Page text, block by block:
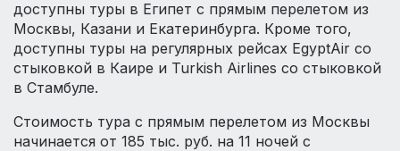
доступны туры в Египет с прямым перелетом из
Москвы, Казани и Екатеринбурга. Кроме того,
доступны туры на регулярных рейсах EgyptAir со
стыковкой в Каире и Turkish Airlines со стыковкой
в Стамбуле.
Стоимость тура с прямым перелетом из Москвы
начинается от 185 тыс. руб. на 11 ночей с